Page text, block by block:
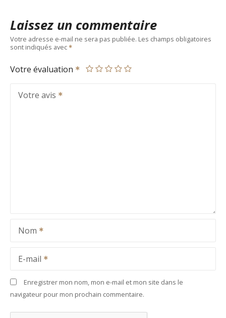
Laissez un commentaire
Votre adresse e-mail ne sera pas publiée. Les champs obligatoires
sont indiqués avec
Votre évaluation
Votre avis
Nom
E-mail
Enregistrer mon nom, mon e-mail et mon site dans le
navigateur pour mon prochain commentaire.